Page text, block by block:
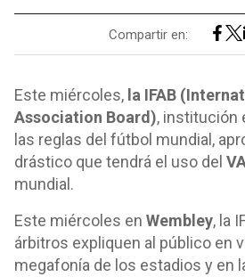
Compartir en:
Este miércoles, la IFAB
Association Board), institución
las reglas del fútbol mundial,
drástico que tendrá el uso del
mundial.
Este miércoles en Wembley, la
árbitros expliquen al público en
megafonía de los estadios y en